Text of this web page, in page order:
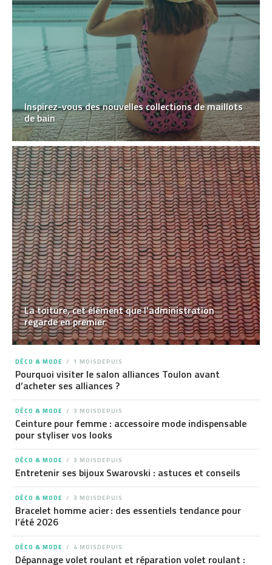
Inspirez-vous des nouvelles collections de maillots
de bain
La toiture, cet élément que l’administration
regarde en premier
DÉCO & MODE 1 MOISDEPUIS
Pourquoi visiter le salon alliances Toulon avant
d’acheter ses alliances ?
DÉCO & MODE 3 MOISDEPUIS
Ceinture pour femme : accessoire mode indispensable
pour styliser vos looks
DÉCO & MODE 3 MOISDEPUIS
Entretenir ses bijoux Swarovski : astuces et conseils
DÉCO & MODE 3 MOISDEPUIS
Bracelet homme acier : des essentiels tendance pour
l’été 2026
DÉCO & MODE 4 MOISDEPUIS
Dépannage volet roulant et réparation volet roulant :